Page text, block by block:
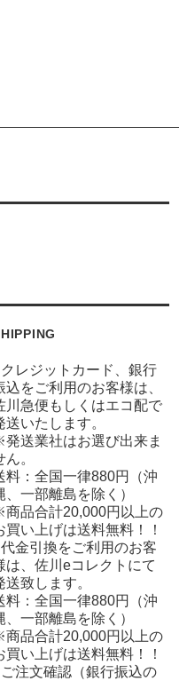
レジットカード、銀行
込をご利用のお客様は、
川急便もしくはエコ配で
送いたします。
送業社はお選び出来ま
ん。
料：全国一律880円（沖
、一部離島を除く）
品合計20,000円以上の
買い上げは送料無料！！
金引換をご利用のお客
は、佐川eコレクトにて
送致します。
料：全国一律880円（沖
、一部離島を除く）
品合計20,000円以上の
買い上げは送料無料！！
注文確認（銀行振込の